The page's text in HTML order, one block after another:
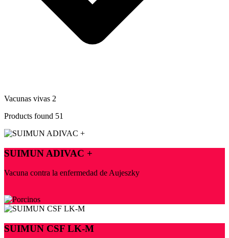
Vacunas vivas 2
Products found 51
SUIMUN ADIVAC +
Vacuna contra la enfermedad de Aujeszky
SUIMUN CSF LK-M